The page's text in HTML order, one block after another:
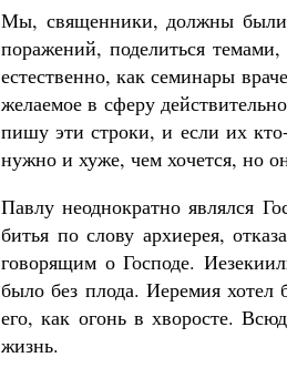
Мы, священники, должны были
поражений, поделиться
естественно, как семинары
желаемое в сферу
пишу эти строки, и если их
нужно и хуже, чем хочется, но
Павлу неоднократно являлся
битья по слову архиерея,
говорящим о Господе.
было без плода. Иеремия хотел
его, как огонь в хворосте.
жизнь.